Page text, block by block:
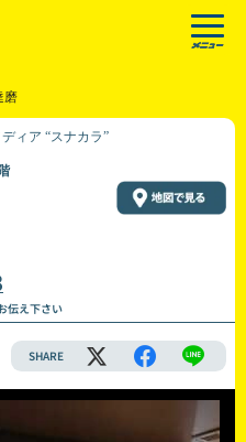
磨
ィア “スナカラ”
伝え下さい
SHARE